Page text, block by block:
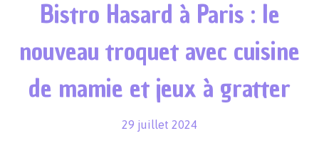
Bistro Hasard à Paris : le
nouveau troquet avec cuisine
de mamie et jeux à gratter
29 juillet 2024